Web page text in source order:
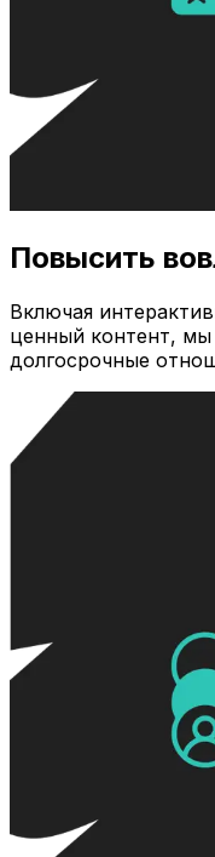
Повысить
Включая
ценный контент,
долгосрочные